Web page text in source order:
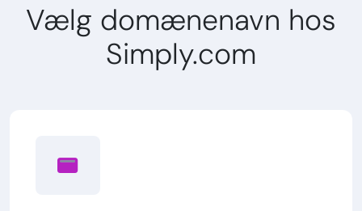
Vælg domænenavn hos
Simply.com